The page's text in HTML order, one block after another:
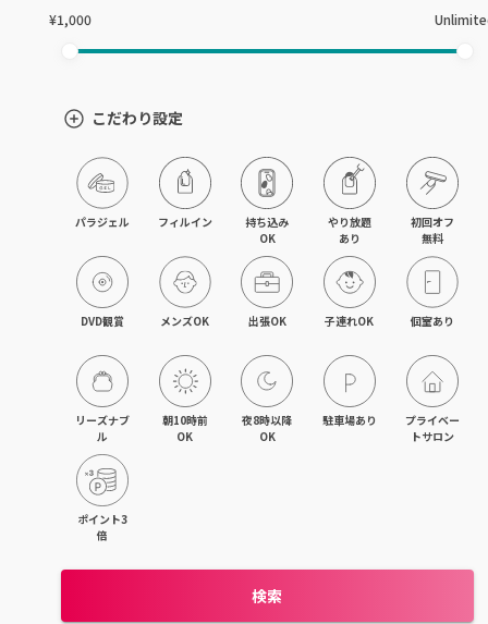
下北沢・代々木上原
目黒・戸越・武蔵小山
北千住・町屋・亀有
錦糸町・小岩・青砥
吉祥寺・荻窪・三鷹
立川・国立・国分寺
八王子・日野・昭島
日暮里・駒込・千駄木
¥1,000
こだわり設定
パラジェル フィルイン
持ち込み
OK
やり放題
あり
初回オフ
無料
DVD観賞 メンズOK 出張OK 子連れOK 個室あり
リーズナブ
ル
朝10時前
OK
夜8時以降
OK
駐車場あり
プライベー
トサロン
ポイント3
倍
検索